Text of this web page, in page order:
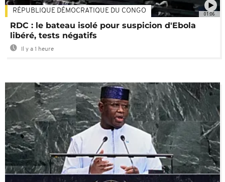
01:06
RÉPUBLIQUE DÉMOCRATIQUE DU CONGO
RDC : le bateau isolé pour suspicion d'Ebola
libéré, tests négatifs
Il y a 1 heure